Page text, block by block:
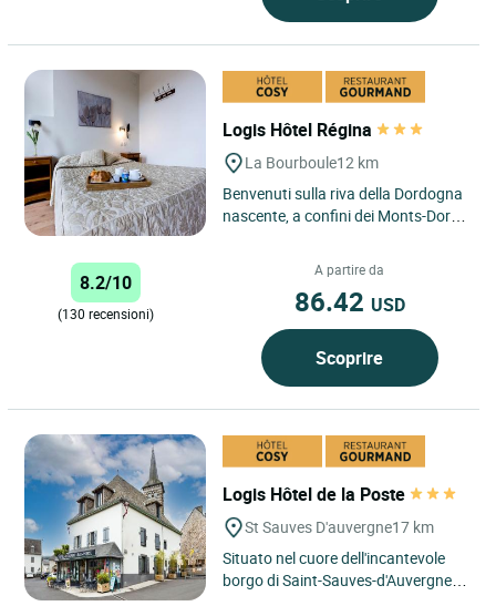
Logis Hôtel Régina
La Bourboule12 km
Benvenuti sulla riva della Dordogna
nascente, a confini dei Monts-Dore,
d'Auvergne, a un'ora...
8.2/10
(130 recensioni)
A partire da
86.42 USD
Scoprire
Logis Hôtel de la Poste
St Sauves D'auvergne17 km
Situato nel cuore dell'incantevole
borgo di Saint-Sauves-d'Auvergne, a